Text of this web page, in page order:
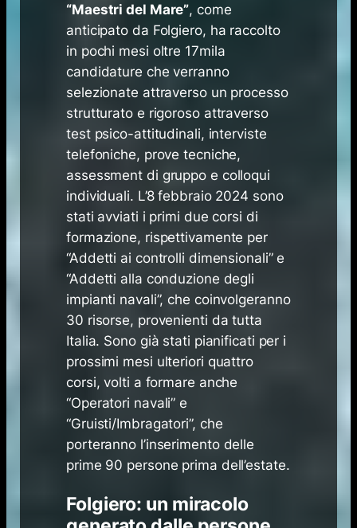
“Maestri del Mare”, come
anticipato da Folgiero, ha raccolto
in pochi mesi oltre 17mila
candidature che verranno
selezionate attraverso un processo
strutturato e rigoroso attraverso
test psico-attitudinali, interviste
telefoniche, prove tecniche,
assessment di gruppo e colloqui
individuali. L’8 febbraio 2024 sono
stati avviati i primi due corsi di
formazione, rispettivamente per
“Addetti ai controlli dimensionali” e
“Addetti alla conduzione degli
impianti navali”, che coinvolgeranno
30 risorse, provenienti da tutta
Italia. Sono già stati pianificati per i
prossimi mesi ulteriori quattro
corsi, volti a formare anche
“Operatori navali” e
“Gruisti/Imbragatori”, che
porteranno l’inserimento delle
prime 90 persone prima dell’estate.
Folgiero: un miracolo